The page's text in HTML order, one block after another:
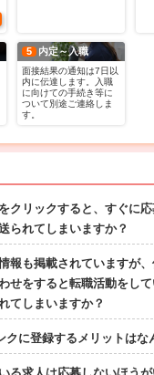
5 内定～入職
面接結果の通知は7日以
内に伝達します。入職
に向けての手続き等に
ついて別途ご連絡しま
す。
クリックすると、すぐに
られてしまいますか？
報も掲載されていますが
せをすると転職活動をし
てしまいますか？
クに登録するメリットはな